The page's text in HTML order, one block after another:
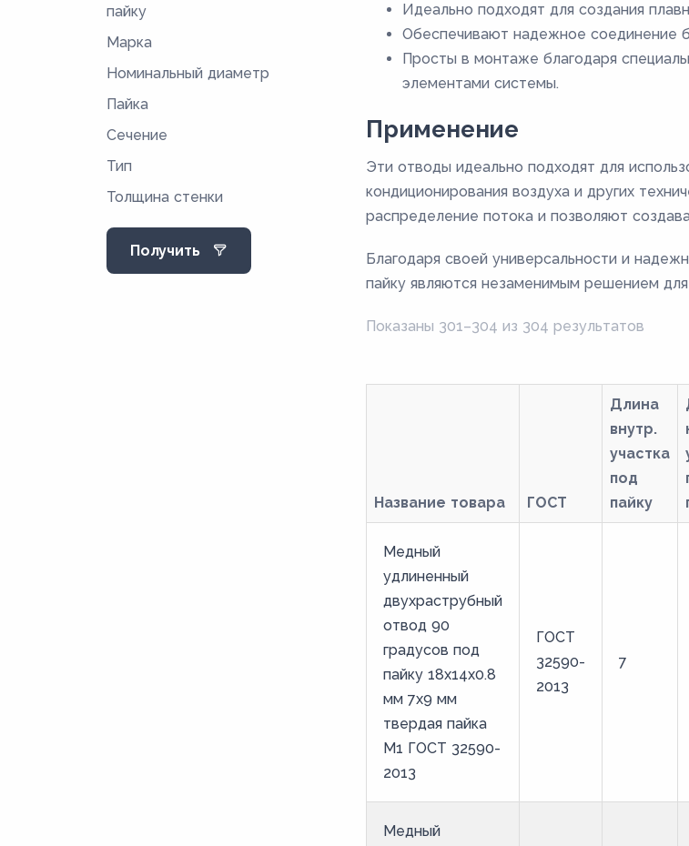
18,4
19
21
23
27
32,5
пайку
Марка
Номинальный диаметр
Пайка
Сечение
Тип
Толщина стенки
Получить
Идеально подходят для создания
Обеспечивают надежное соединение
Просты в монтаже благодаря
элементами системы.
Применение
Эти отводы идеально подходят для
кондиционирования воздуха и других
распределение потока и позволяют
Благодаря своей универсальности и
пайку являются незаменимым решением
Показаны 301–304 из 304 результатов
Название товара ГОСТ
Длина
внутр.
участка
под
пайку
Медный
удлиненный
двухраструбный
отвод 90
градусов под
пайку 18х14х0.8
мм 7х9 мм
твердая пайка
М1 ГОСТ 32590-
2013
ГОСТ
32590-
2013
7
Медный